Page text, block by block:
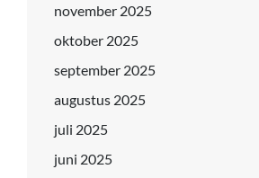
november 2025
oktober 2025
september 2025
augustus 2025
juli 2025
juni 2025